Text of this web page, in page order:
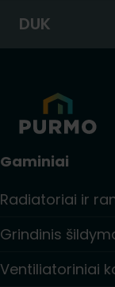
DUK
Gaminiai
Radiatoriai ir
Grindinis
Ventiliatoriniai